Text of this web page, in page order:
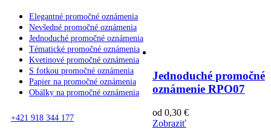
Jednoduché promočné
oznámenie RPO07
od 0,30 €
Zobraziť
Elegantné promočné oznámenia
Nevšedné promočné oznámenia
Jednoduché promočné oznámenia
Tématické promočné oznámenia
Kvetinové promočné oznámenia
S fotkou promočné oznámenia
Papier na promočné oznámenia
Obálky na promočné oznámenia
+421 918 344 177